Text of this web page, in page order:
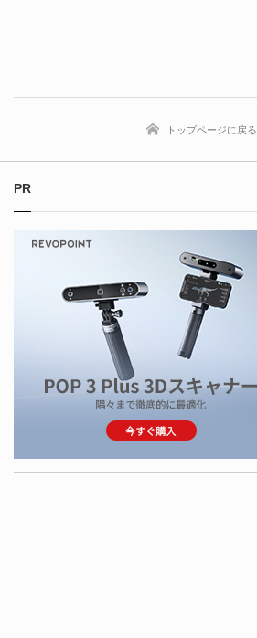
トップページに戻る
PR